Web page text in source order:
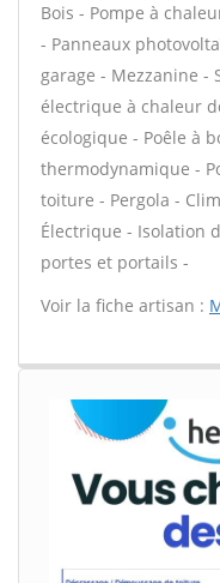
Bois - Pompe à
- Panneaux
garage - Mezzanine -
électrique à chaleur
écologique - Poêle à
thermodynamique -
toiture - Pergola -
Électrique - Isolation
portes et portails -
Voir la fiche artisan :